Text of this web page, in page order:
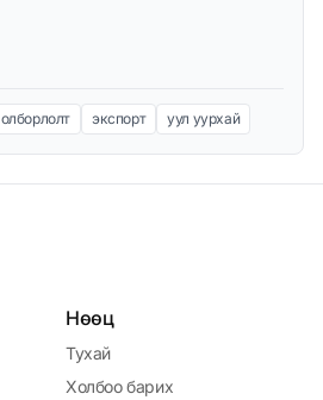
олборлолт экспорт уул уурхай
Нөөц
Тухай
Холбоо барих